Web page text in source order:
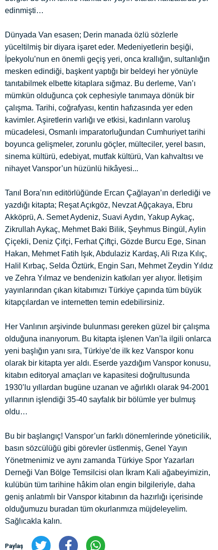
edinmişti…
Dünyada Van esasen; Derin manada özlü sözlerle
yüceltilmiş bir diyara işaret eder. Medeniyetlerin beşiği,
İpekyolu’nun en önemli geçiş yeri, onca krallığın, sultanlığın
mesken edindiği, başkent yaptığı bir beldeyi her yönüyle
tanıtabilmek elbette kitaplara sığmaz. Bu derleme, Van’ı
mümkün olduğunca çok cephesiyle tanımaya dönük bir
çalışma. Tarihi, coğrafyası, kentin hafızasında yer eden
kavimler. Aşiretlerin varlığı ve etkisi, kadınların varoluş
mücadelesi, Osmanlı imparatorluğundan Cumhuriyet tarihi
boyunca gelişmeler, zorunlu göçler, mülteciler, yerel basın,
sinema kültürü, edebiyat, mutfak kültürü, Van kahvaltısı ve
nihayet Vanspor’un hüzünlü hikâyesi...
Tanıl Bora’nın editörlüğünde Ercan Çağlayan’ın derlediği ve
yazdığı kitapta; Reşat Açıkgöz, Nevzat Ağçakaya, Ebru
Akköprü, A. Semet Aydeniz, Suavi Aydın, Yakup Aykaç,
Zikrullah Aykaç, Mehmet Baki Bilik, Şeyhmus Bingül, Aylin
Çiçekli, Deniz Çifçi, Ferhat Çiftçi, Gözde Burcu Ege, Sinan
Hakan, Mehmet Fatih Işık, Abdulaziz Kardaş, Ali Rıza Kılıç,
Halil Kırbaç, Selda Öztürk, Engin Sarı, Mehmet Zeydin Yıldız
ve Zehra Yılmaz ve bendenizin katkıları yer alıyor. İletişim
yayınlarından çıkan kitabımızı Türkiye çapında tüm büyük
kitapçılardan ve internetten temin edebilirsiniz.
Her Vanlının arşivinde bulunması gereken güzel bir çalışma
olduğuna inanıyorum. Bu kitapta işlenen Van’la ilgili onlarca
yeni başlığın yanı sıra, Türkiye’de ilk kez Vanspor konu
olarak bir kitapta yer aldı. Eserde yazdığım Vanspor konusu,
kitabın editoryal amaçları ve kapasitesi doğrultusunda
1930’lu yıllardan bugüne uzanan ve ağırlıklı olarak 94-2001
yıllarının işlendiği 35-40 sayfalık bir bölümle yer bulmuş
oldu…
Bu bir başlangıç! Vanspor’un farklı dönemlerinde yöneticilik,
basın sözcülüğü gibi görevler üstlenmiş, Genel Yayın
Yönetmenimiz ve aynı zamanda Türkiye Spor Yazarları
Derneği Van Bölge Temsilcisi olan İkram Kali ağabeyimizin,
kulübün tüm tarihine hâkim olan engin bilgileriyle, daha
geniş anlatımlı bir Vanspor kitabının da hazırlığı içerisinde
olduğumuzu buradan tüm okurlarımıza müjdeleyelim.
Sağlıcakla kalın.
Paylaş